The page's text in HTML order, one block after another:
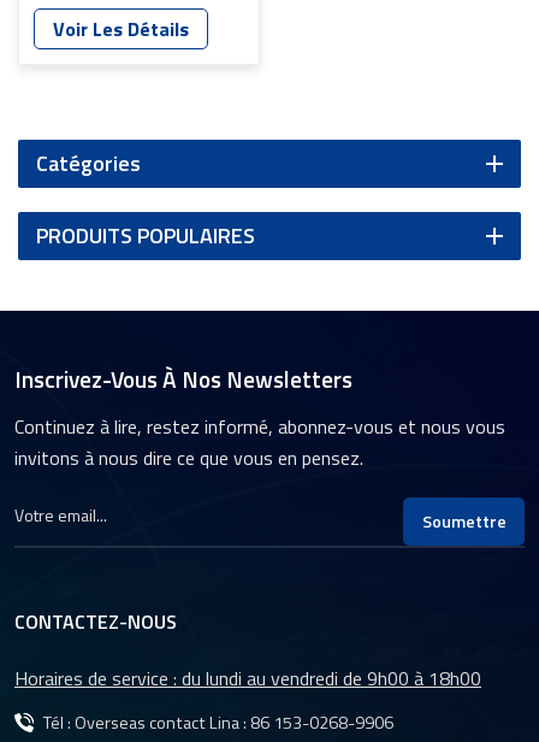
Voir Les Détails
Catégories
PRODUITS POPULAIRES
Inscrivez-Vous À Nos Newsletters
Continuez à lire, restez informé, abonnez-vous et nous vous
invitons à nous dire ce que vous en pensez.
Soumettre
CONTACTEZ-NOUS
Horaires de service : du lundi au vendredi de 9h00 à 18h00
Tél : Overseas contact Lina : 86 153-0268-9906